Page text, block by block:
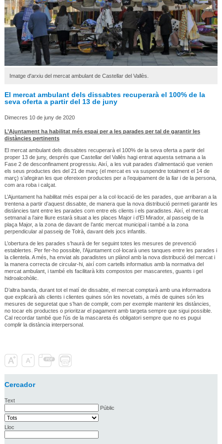
Imatge d'arxiu del mercat ambulant de Castellar del Vallès.
El mercat ambulant dels dissabtes recuperarà el 100% de la
seva oferta a partir del 13 de juny
Dimecres 10 de juny de 2020
L’Ajuntament ha habilitat més espai per a les parades per tal de garantir les
distàncies pertinents
El mercat ambulant dels dissabtes recuperarà el 100% de la seva oferta a partir del
proper 13 de juny, després que Castellar del Vallès hagi entrat aquesta setmana a la
Fase 2 de desconfinament progressiu. Així, a les vuit parades d’alimentació que venien
els seus productes des del 21 de març (el mercat es va suspendre totalment el 14 de
març) s’afegiran les que ofereixen productes per a l’equipament de la llar i de la persona,
com ara roba i calçat.
L’Ajuntament ha habilitat més espai per a la col·locació de les parades, que arribaran a la
trentena a partir d’aquest dissabte, de manera que la nova distribució permeti garantir les
distàncies tant entre les parades com entre els clients i els paradistes. Així, el mercat
setmanal a l’aire lliure estarà situat a les places Major i d’El Mirador, al passeig de la
plaça Major, a la zona de davant de l’antic mercat municipal i també a la zona
perpendicular al passeig de Tolrà, davant dels jocs infantils.
L’obertura de les parades s’haurà de fer seguint totes les mesures de prevenció
establertes. Per fer-ho possible, l’Ajuntament col·locarà unes tanques entre les parades i
la clientela. A més, ha enviat als paradistes un plànol amb la nova distribució del mercat i
la manera correcta de circular-hi, així com cartells informatius amb la normativa del
mercat ambulant, i també els facilitarà kits compostos per mascaretes, guants i gel
hidroalcohòlic.
D’altra banda, durant tot el matí de dissabte, el mercat comptarà amb una informadora
que explicarà als clients i clientes quines són les novetats, a més de quines són les
mesures de seguretat que s’han de complir, com per exemple mantenir les distàncies,
no tocar els productes o prioritzar el pagament amb targeta sempre que sigui possible.
Cal recordar també que l’ús de la mascareta és obligatori sempre que no es pugui
complir la distància interpersonal.
Cercador
Text
Públic
Lloc